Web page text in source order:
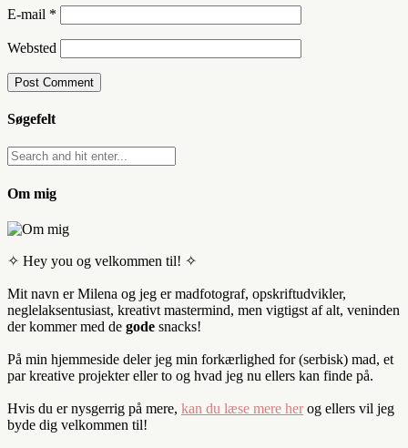
E-mail *
Websted
Søgefelt
Om mig
✧ Hey you og velkommen til! ✧
Mit navn er Milena og jeg er madfotograf, opskriftudvikler,
neglelaksentusiast, kreativt mastermind, men vigtigst af alt, veninden
der kommer med de gode snacks!
På min hjemmeside deler jeg min forkærlighed for (serbisk) mad, et
par kreative projekter eller to og hvad jeg nu ellers kan finde på.
Hvis du er nysgerrig på mere, kan du læse mere her og ellers vil jeg
byde dig velkommen til!